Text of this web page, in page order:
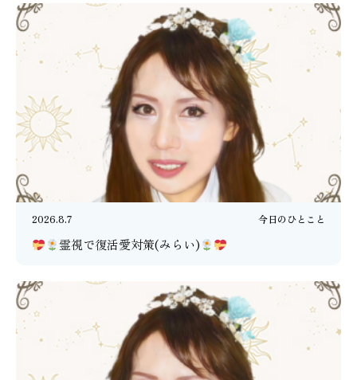
2026.8.7 今日のひとこと
霊視で復活愛対策(みらい)